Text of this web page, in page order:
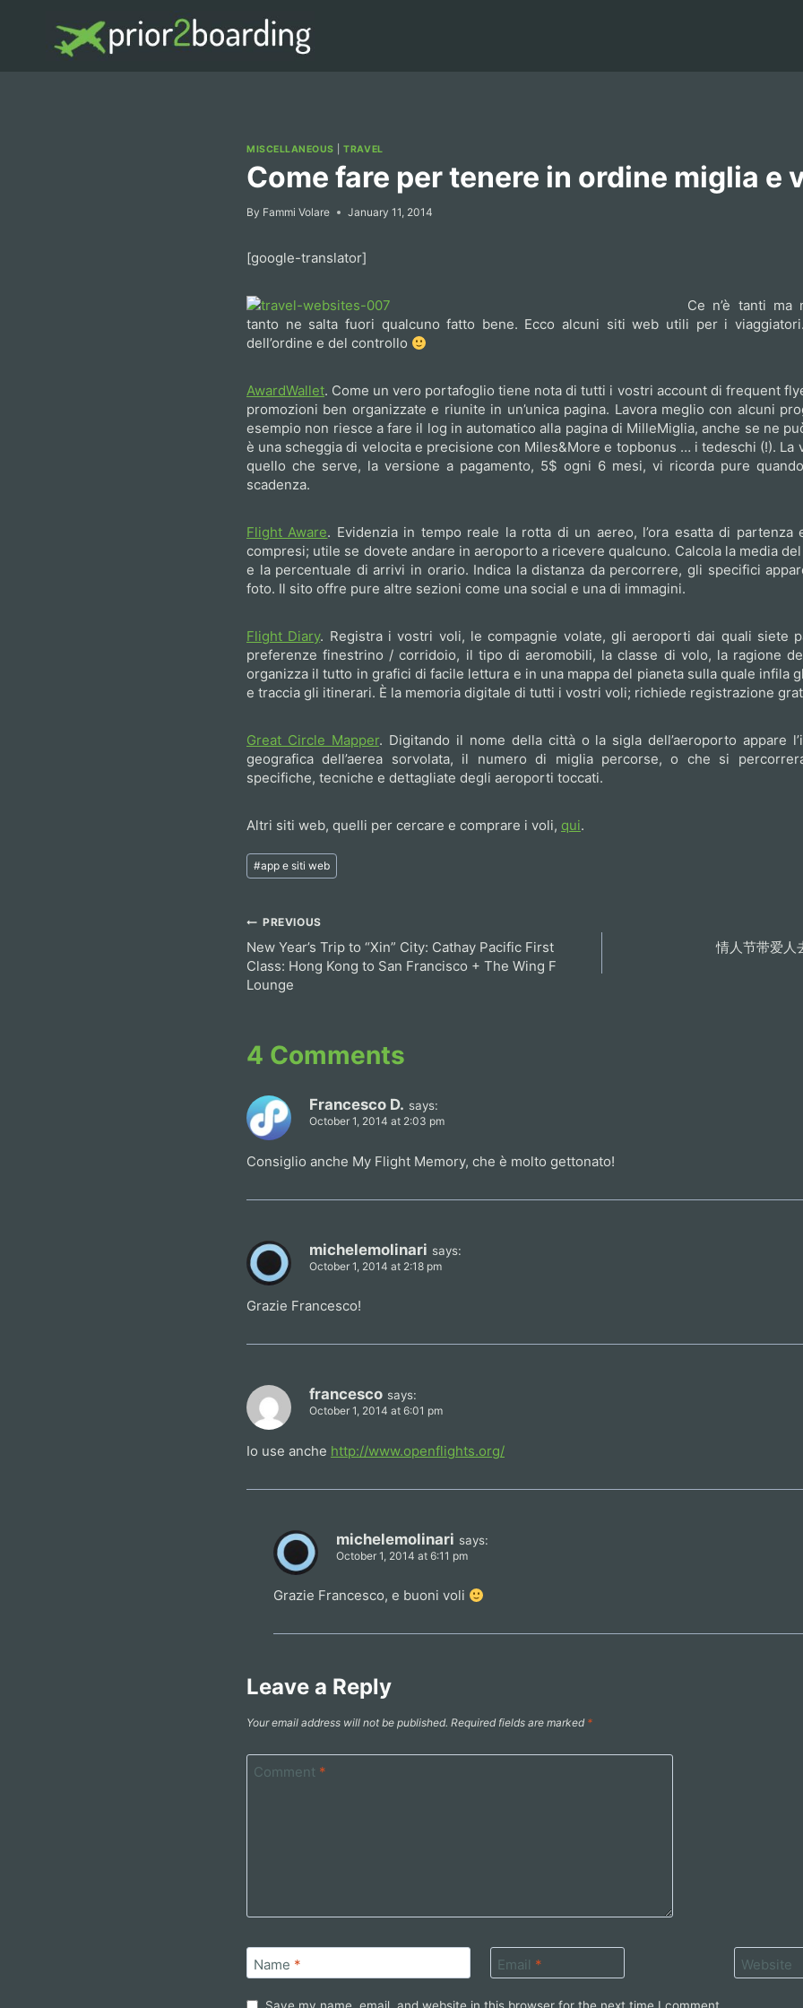
MISCELLANEOUS |TRAVEL
Come fare per tenere in ordine miglia e
By Fammi Volare January 11, 2014
[google-translator]
Ce n’è tanti ma
tanto ne salta fuori qualcuno fatto bene. Ecco alcuni siti web utili per i
dell’ordine e del controllo
AwardWallet. Come un vero portafoglio tiene nota di tutti i vostri account di frequent
promozioni ben organizzate e riunite in un’unica pagina. Lavora meglio con alcuni
esempio non riesce a fare il log in automatico alla pagina di MilleMiglia, anche se ne
è una scheggia di velocita e precisione con Miles&More e topbonus … i tedeschi (!). La
quello che serve, la versione a pagamento, 5$ ogni 6 mesi, vi ricorda pure
scadenza.
Flight Aware. Evidenzia in tempo reale la rotta di un aereo, l’ora esatta di
compresi; utile se dovete andare in aeroporto a ricevere qualcuno. Calcola la media
e la percentuale di arrivi in orario. Indica la distanza da percorrere, gli specifici
foto. Il sito offre pure altre sezioni come una social e una di immagini.
Flight Diary. Registra i vostri voli, le compagnie volate, gli aeroporti dai quali siete
preferenze finestrino / corridoio, il tipo di aeromobili, la classe di volo, la ragione
organizza il tutto in grafici di facile lettura e in una mappa del pianeta sulla quale infila
e traccia gli itinerari. È la memoria digitale di tutti i vostri voli; richiede registrazione
Great Circle Mapper. Digitando il nome della città o la sigla dell’aeroporto appare
geografica dell’aerea sorvolata, il numero di miglia percorse, o che si
specifiche, tecniche e dettagliate degli aeroporti toccati.
Altri siti web, quelli per cercare e comprare i voli, qui.
Post
Tags:
#app e siti web
Post
navigation
PREVIOUS
New Year’s Trip to “Xin” City: Cathay Pacific First
Class: Hong Kong to San Francisco + The Wing F
Lounge
情人节带爱人
4 Comments
Francesco D. says:
October 1, 2014 at 2:03 pm
Consiglio anche My Flight Memory, che è molto gettonato!
michelemolinari says:
October 1, 2014 at 2:18 pm
Grazie Francesco!
francesco says:
October 1, 2014 at 6:01 pm
Io use anche http://www.openflights.org/
michelemolinari says:
October 1, 2014 at 6:11 pm
Grazie Francesco, e buoni voli
Leave a Reply
Your email address will not be published. Required fields are marked *
Comment *
Name * Email * Website